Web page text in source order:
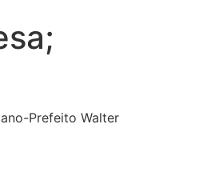
Prefeito Walter